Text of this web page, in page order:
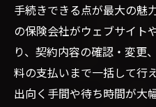
手続きできる点が最大の魅
の保険会社がウェブサイト
り、契約内容の確認・変更
料の支払いまで一括して行
出向く手間や待ち時間が大